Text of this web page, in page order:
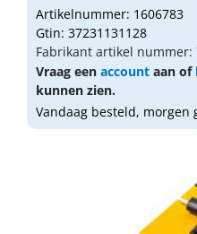
Artikelnummer: 1606783
Gtin: 37231131128
Fabrikant artikel nummer:
Vraag een account aan of
kunnen zien.
Vandaag besteld, morgen